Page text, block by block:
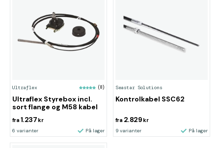
Ultraflex (8)
Ultraflex Styrebox incl.
sort flange og M58 kabel
fra 1.237 kr
6 varianter På lager
Seastar Solutions
Kontrolkabel SSC62
fra 2.829 kr
9 varianter På lager